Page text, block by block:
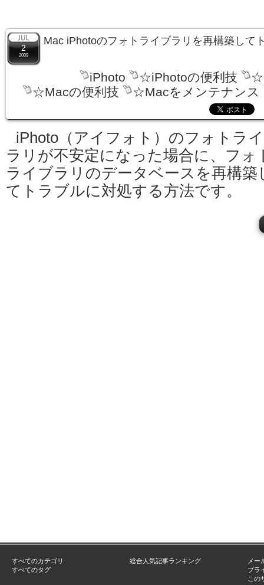
2
2009
Mac iPhotoのフォトライブラリを再構築して
iPhoto ☆iPhotoの便利技
☆Macの便利技
☆Macをメンテナンス
iPhoto（アイフォト）のフォトラ
ラリが不安定になった場合に、フォ
ライブラリのデータベースを再構築
てトラブルに対処する方法です。
すべてのカテゴリ
すべてのタグ
総合人気記事ランキング
メー
プラ
この